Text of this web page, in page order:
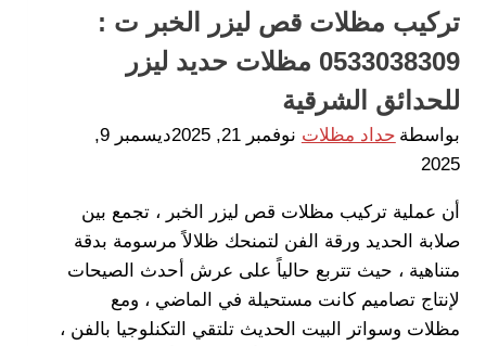
سواتر
جدارية
مودرن
الشرقية
تركيب مظلات قص ليزر الخبر ت :
0533038309 مظلات حديد ليزر
للحدائق الشرقية
بواسطة حداد مظلات نوفمبر 21, 2025
ديسمبر 9,
2025
أن عملية تركيب مظلات قص ليزر الخبر ، تجمع بين
صلابة الحديد ورقة الفن لتمنحك ظلالاً مرسومة بدقة
متناهية ، حيث تتربع حالياً على عرش أحدث الصيحات
لإنتاج تصاميم كانت مستحيلة في الماضي ، ومع
مظلات وسواتر البيت الحديث تلتقي التكنلوجيا بالفن ،